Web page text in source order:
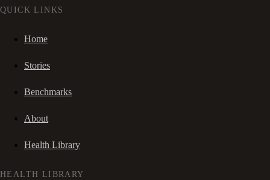
QUICK LINKS
Home
Stories
Benchmarks
About
Health Library
HEALTH LIBRARY